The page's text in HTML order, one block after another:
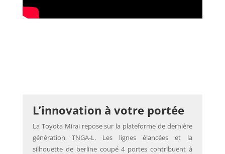
L’innovation à votre portée
La Toyota Mirai repose sur la plateforme de dernière
génération TNGA-L. Les lignes élancées et la
silhouette de berline coupé 4 portes contribuent à